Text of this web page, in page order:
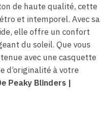
de haute qualité, cette
et intemporel. Avec sa
elle offre un confort
du soleil. Que vous
avec une casquette
d’originalité à votre
Peaky Blinders​ |